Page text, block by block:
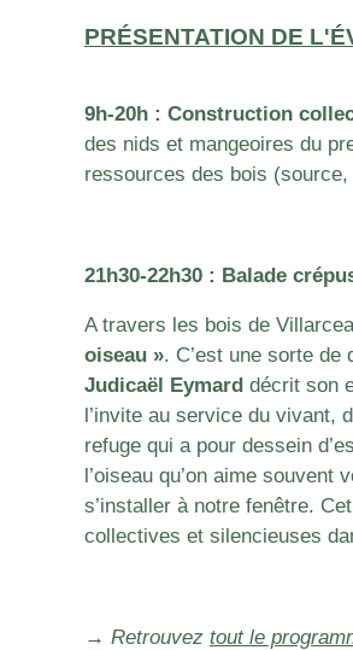
PRÉSENTATION DE
9h-20h : Construction
des nids et mangeoires du
ressources des bois
21h30-22h30 : Balade
A travers les bois de
oiseau ». C’est une sorte
Judicaël Eymard décrit son
l’invite au service du vivant,
refuge qui a pour dessein
l’oiseau qu’on aime
s’installer à notre fenêtre.
collectives et silencieuses
→ Retrouvez tout le